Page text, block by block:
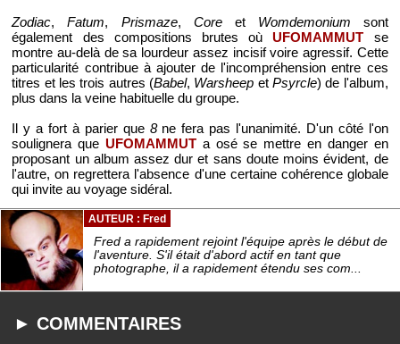
Zodiac,Fatum, Prismaze, Coreet Womdemonium sont
également des compositions brutes oùUFOMAMMUT se
montre au-delà de sa lourdeur assez incisif voire agressif. Cette
particularité contribue à ajouter de l'incompréhension entre ces
titres et les trois autres (Babel, Warsheep et Psyrcle) de l'album,
plus dans la veine habituelle du groupe.
Il y a fort à parier que 8ne fera pas l'unanimité. D'un côté l'on
soulignera queUFOMAMMUT a osé se mettre en danger en
proposant un album assez dur et sans doute moins évident, de
l'autre, on regrettera l'absence d'une certaine cohérence globale
qui invite au voyage sidéral.
AUTEUR : Fred
Fred a rapidement rejoint l'équipe après le début de
l'aventure. S'il était d'abord actif en tant que
photographe, il a rapidement étendu ses com...
► COMMENTAIRES